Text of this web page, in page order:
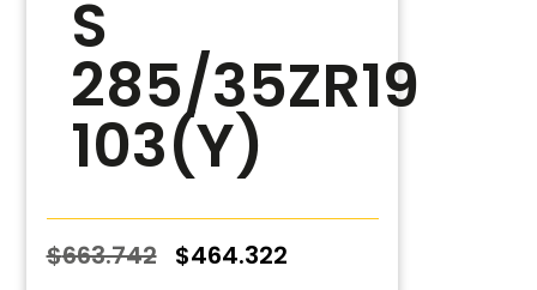
S
285/35ZR19
103(Y)
$663.742 $464.322